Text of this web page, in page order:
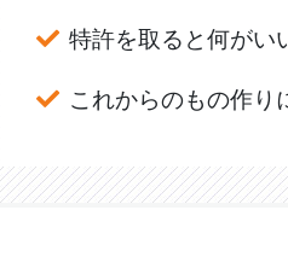
特許を取ると何がい
これからのもの作り